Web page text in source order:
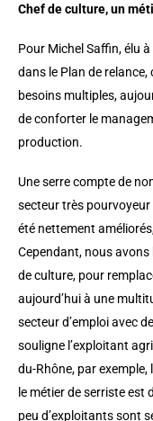
Chef de culture, un
Pour Michel Saffin, élu
dans le Plan de
besoins multiples,
de conforter le
production.
Une serre compte de
secteur très
été nettement
Cependant, nous avons
de culture, pour
aujourd’hui à une
secteur d’emploi avec
souligne l’exploitant
du-Rhône, par
le métier de serriste est
peu d’exploitants sont